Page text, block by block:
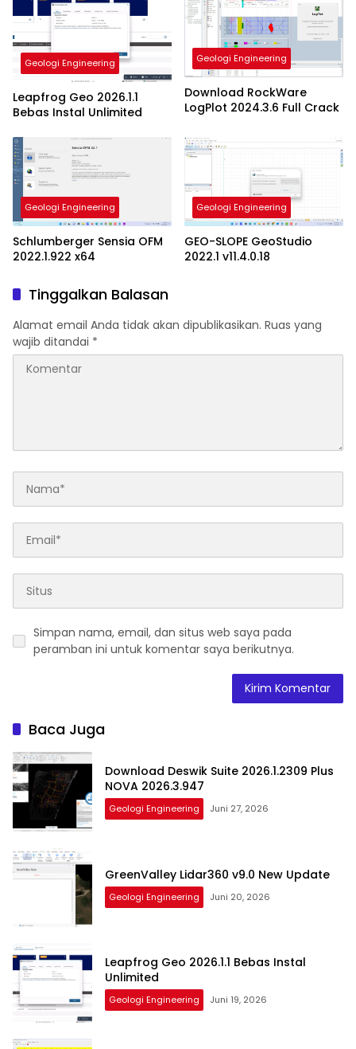
Geologi Engineering
Leapfrog Geo 2026.1.1
Bebas Instal Unlimited
Geologi Engineering
Download RockWare
LogPlot 2024.3.6 Full Crack
Geologi Engineering
Schlumberger Sensia OFM
2022.1.922 x64
Geologi Engineering
GEO-SLOPE GeoStudio
2022.1 v11.4.0.18
Tinggalkan Balasan
Alamat email Anda tidak akan dipublikasikan. Ruas yang
wajib ditandai *
Simpan nama, email, dan situs web saya pada
peramban ini untuk komentar saya berikutnya.
Baca Juga
Download Deswik Suite 2026.1.2309 Plus
NOVA 2026.3.947
Geologi Engineering Juni 27, 2026
GreenValley Lidar360 v9.0 New Update
Geologi Engineering Juni 20, 2026
Leapfrog Geo 2026.1.1 Bebas Instal
Unlimited
Geologi Engineering Juni 19, 2026